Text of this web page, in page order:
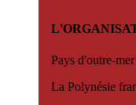
Pays d'outre-
La Polynésie